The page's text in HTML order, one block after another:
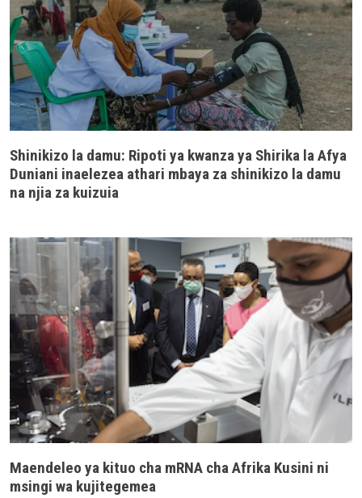
Shinikizo la damu: Ripoti ya kwanza ya Shirika la Afya
Duniani inaelezea athari mbaya za shinikizo la damu
na njia za kuizuia
Maendeleo ya kituo cha mRNA cha Afrika Kusini ni
msingi wa kujitegemea